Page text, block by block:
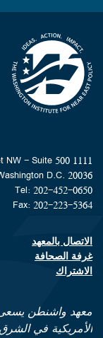
Homepage
1111 19th Street NW - Suite 500
D.C. 20036
Tel: 202-452-0650
Fax: 202-223-5364
contact links
الاتصال بالمعهد
غرفة الصحافة
الاشتراك
معهد واشنطن
الأمريكية في